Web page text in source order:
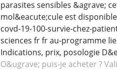
parasites sensibles &agrave;
mol&eacute;cule est
covd-19-100-survie-chez-
sciences fr fr au-programme
Indications, prix, posologie
O&ugrave; puis-je acheter ?